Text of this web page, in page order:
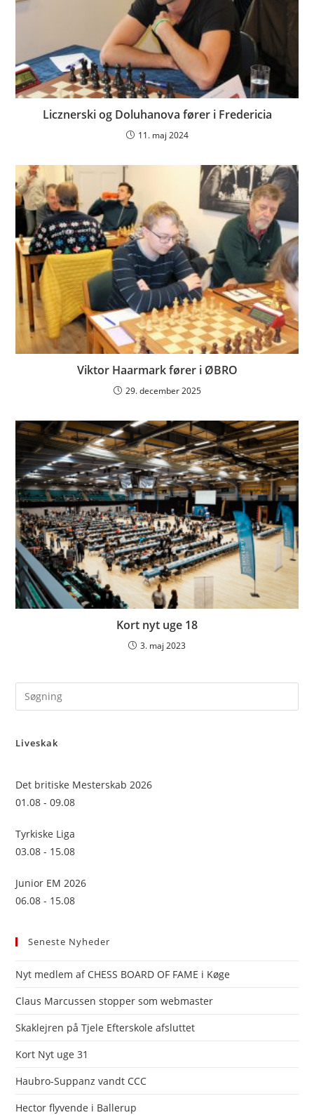
Licznerski og Doluhanova fører i Fredericia
11. maj 2024
Viktor Haarmark fører i ØBRO
29. december 2025
Kort nyt uge 18
3. maj 2023
Liveskak
Det britiske Mesterskab 2026
01.08 - 09.08
Tyrkiske Liga
03.08 - 15.08
Junior EM 2026
06.08 - 15.08
Seneste Nyheder
Nyt medlem af CHESS BOARD OF FAME i Køge
Claus Marcussen stopper som webmaster
Skaklejren på Tjele Efterskole afsluttet
Kort Nyt uge 31
Haubro-Suppanz vandt CCC
Hector flyvende i Ballerup